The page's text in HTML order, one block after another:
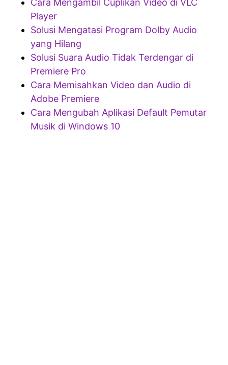
Cara Mengambil Cuplikan Video di VLC
Player
Solusi Mengatasi Program Dolby Audio
yang Hilang
Solusi Suara Audio Tidak Terdengar di
Premiere Pro
Cara Memisahkan Video dan Audio di
Adobe Premiere
Cara Mengubah Aplikasi Default Pemutar
Musik di Windows 10